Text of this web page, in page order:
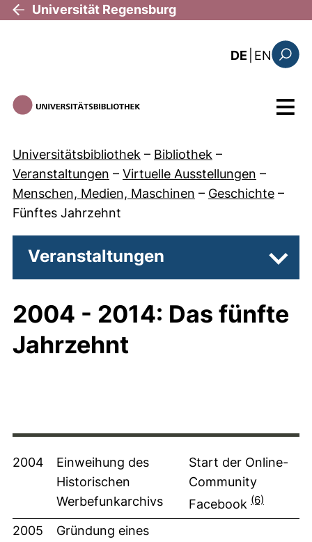
Direkt zum Inhalt
Universität Regensburg
DE EN: the
Menü
Universitätsbibliothek – Bibliothek –
Veranstaltungen – Virtuelle Ausstellungen –
Menschen, Medien, Maschinen – Geschichte –
Fünftes Jahrzehnt
Veranstaltungen
2004 - 2014: Das fünfte
Jahrzehnt
2004
Einweihung des
Historischen
Werbefunkarchivs
Start der Online-
Community
Facebook (6)
2005
Gründung eines